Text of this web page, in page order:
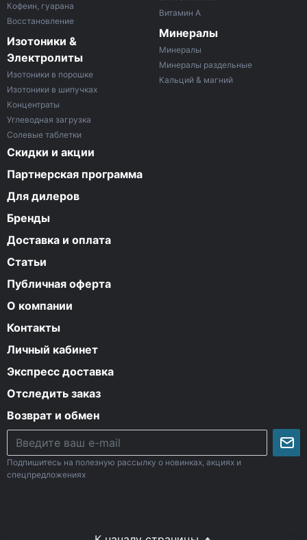
Кофеин, гуарана
Восстановление
Изотоники &
Электролиты
Изотоники в порошке
Изотоники в шипучках
Концентраты
Углеводная загрузка
Солевые таблетки
Витамин A
Минералы
Минералы
Минералы раздельные
Кальций & магний
Скидки и акции
Партнерская программа
Для дилеров
Бренды
Доставка и оплата
Статьи
Публичная оферта
О компании
Контакты
Личный кабинет
Экспресс доставка
Отследить заказ
Возврат и обмен
Подпишитесь на полезную рассылку о новинках, акциях и
спецпредложениях